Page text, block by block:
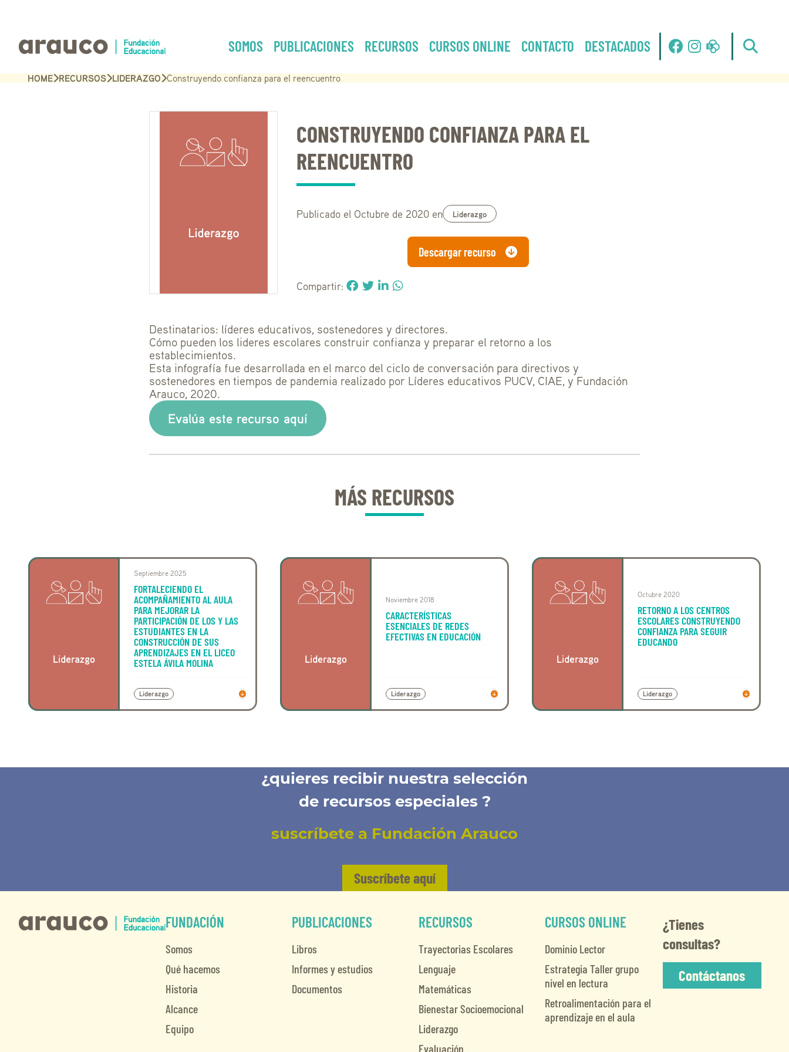
SOMOS PUBLICACIONES RECURSOS CURSOS ONLINE CONTACTO DESTACADOS
Buscar
HOME RECURSOS LIDERAZGO Construyendo confianza para el reencuentro
CONSTRUYENDO CONFIANZA PARA EL
REENCUENTRO
Publicado el Octubre de 2020 en Liderazgo
Descargar recurso
Compartir:
Destinatarios: líderes educativos, sostenedores y directores.
Cómo pueden los lideres escolares construir confianza y preparar el retorno a los
establecimientos.
Esta infografía fue desarrollada en el marco del ciclo de conversación para directivos y
sostenedores en tiempos de pandemia realizado por Líderes educativos PUCV, CIAE, y Fundación
Arauco, 2020.
Evalúa este recurso aquí
MÁS RECURSOS
Septiembre 2025
FORTALECIENDO EL
ACOMPAÑAMIENTO AL AULA
PARA MEJORAR LA
PARTICIPACIÓN DE LOS Y LAS
ESTUDIANTES EN LA
CONSTRUCCIÓN DE SUS
APRENDIZAJES EN EL LICEO
ESTELA ÁVILA MOLINA
Liderazgo
Noviembre 2018
CARACTERÍSTICAS
ESENCIALES DE REDES
EFECTIVAS EN EDUCACIÓN
Liderazgo
Octubre 2020
RETORNO A LOS CENTROS
ESCOLARES CONSTRUYENDO
CONFIANZA PARA SEGUIR
EDUCANDO
Liderazgo
¿quieres recibir nuestra selección
de recursos especiales ?
suscríbete a Fundación Arauco
Suscríbete aquí
FUNDACIÓN
Somos
Qué hacemos
Historia
Alcance
Equipo
PUBLICACIONES
Libros
Informes y estudios
Documentos
RECURSOS
Trayectorias Escolares
Lenguaje
Matemáticas
Bienestar Socioemocional
Liderazgo
Evaluación
CURSOS ONLINE
Dominio Lector
Estrategia Taller grupo
nivel en lectura
Retroalimentación para el
aprendizaje en el aula
¿Tienes
consultas?
Contáctanos